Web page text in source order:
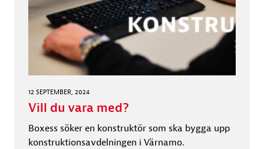
12 SEPTEMBER, 2024
Vill du vara med?
Boxess söker en konstruktör som ska bygga upp
konstruktionsavdelningen i Värnamo.